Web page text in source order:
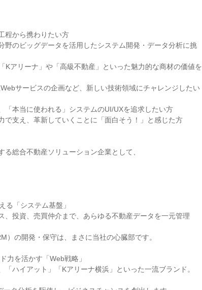
程から携わりたい方
野のビッグデータを活用したシステム開発・データ分析に挑
Kアリーナ」や「高級不動産」といった魅力的な商材の価値を
サービスの企画など、新しい技術領域にチャレンジしたい
「本当に使われる」システムのUI/UXを追求したい方
で支え、革新していくことに「面白そう！」と感じた方
総合不動産ソリューション企業として、
「システム基盤」
、投資、売買仲介まで、あらゆる不動産データを一元管理
）の開発・保守は、まさに当社の心臓部です。
を活かす「Web戦略」
ハイアット」「Kアリーナ横浜」といった一流ブランド。